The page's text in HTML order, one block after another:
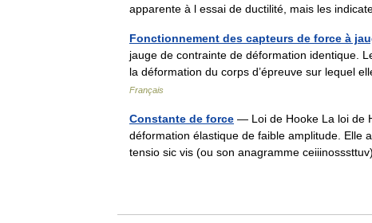
apparente à l essai de ductilité, mais les
Fonctionnement des capteurs de force à
jauge de contrainte de déformation identique.
la déformation du corps d’épreuve sur lequel
Français
Constante de force — Loi de Hooke La loi de
déformation élastique de faible amplitude. Elle
tensio sic vis (ou son anagramme